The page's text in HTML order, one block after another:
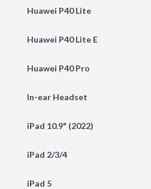
Huawei P40 Lite
Huawei P40 Lite E
Huawei P40 Pro
In-ear Headset
iPad 10.9" (2022)
iPad 2/3/4
iPad 5